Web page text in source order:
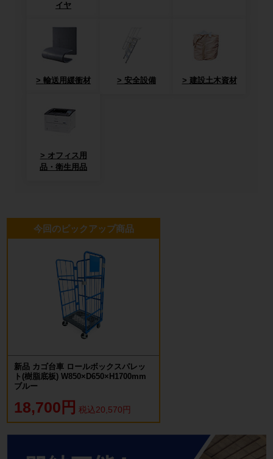
イヤ
輸送用緩衝材 安全設備 建設土木資材
オフィス用
品・衛生用品
今回のピックアップ商品
新品 カゴ台車 ロールボックスパレッ
ト(樹脂底板) W850×D650×H1700mm
ブルー
18,700円 税込20,570円